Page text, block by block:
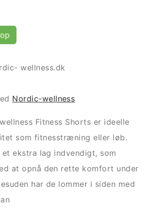
wellness.dk
Nordic-wellness
Fitness Shorts er ideelle
som fitnesstræning eller løb.
et ekstra lag indvendigt, som
at opnå den rette komfort under
har de lommer i siden med